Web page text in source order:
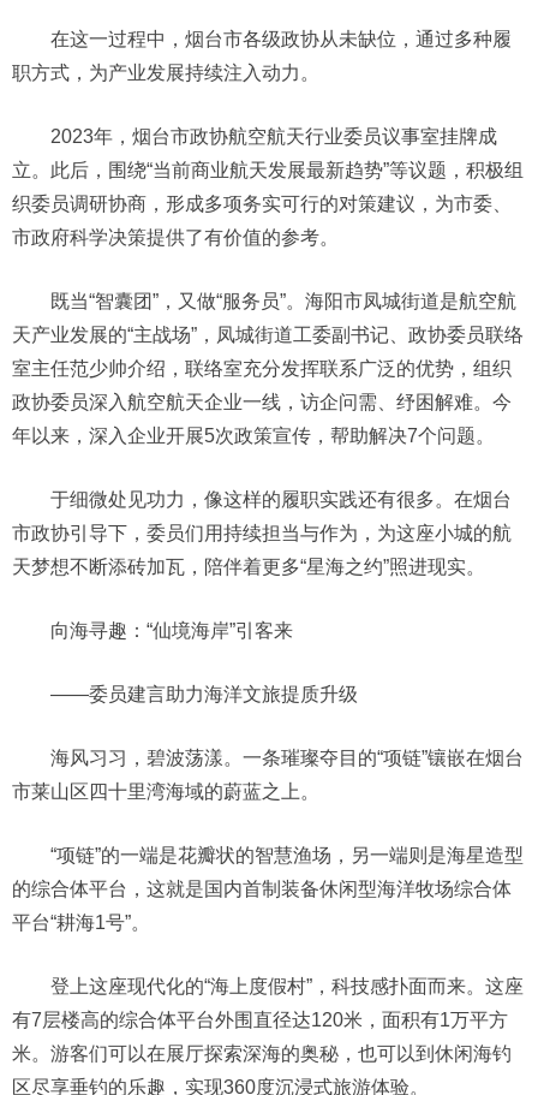
在这一过程中，烟台市各级政协从未缺位，通过多种履
职方式，为产业发展持续注入动力。
2023年，烟台市政协航空航天行业委员议事室挂牌成
立。此后，围绕“当前商业航天发展最新趋势”等议题，积极组
织委员调研协商，形成多项务实可行的对策建议，为市委、
市政府科学决策提供了有价值的参考。
既当“智囊团”，又做“服务员”。海阳市凤城街道是航空航
天产业发展的“主战场”，凤城街道工委副书记、政协委员联络
室主任范少帅介绍，联络室充分发挥联系广泛的优势，组织
政协委员深入航空航天企业一线，访企问需、纾困解难。今
年以来，深入企业开展5次政策宣传，帮助解决7个问题。
于细微处见功力，像这样的履职实践还有很多。在烟台
市政协引导下，委员们用持续担当与作为，为这座小城的航
天梦想不断添砖加瓦，陪伴着更多“星海之约”照进现实。
向海寻趣：“仙境海岸”引客来
——委员建言助力海洋文旅提质升级
海风习习，碧波荡漾。一条璀璨夺目的“项链”镶嵌在烟台
市莱山区四十里湾海域的蔚蓝之上。
“项链”的一端是花瓣状的智慧渔场，另一端则是海星造型
的综合体平台，这就是国内首制装备休闲型海洋牧场综合体
平台“耕海1号”。
登上这座现代化的“海上度假村”，科技感扑面而来。这座
有7层楼高的综合体平台外围直径达120米，面积有1万平方
米。游客们可以在展厅探索深海的奥秘，也可以到休闲海钓
区尽享垂钓的乐趣，实现360度沉浸式旅游体验。